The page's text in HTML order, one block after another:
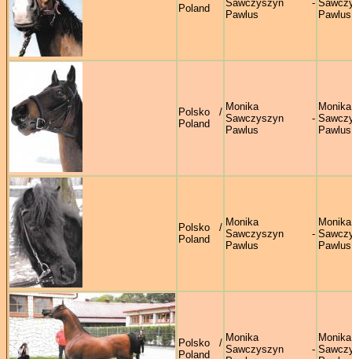
Poland
Sawczyszyn -
Pawlus
Pawlus
Polsko /
Poland
Monika
Sawczyszyn -
Pawlus
Monika
Pawlus
Polsko /
Poland
Monika
Sawczyszyn -
Pawlus
Monika
Pawlus
Polsko /
Poland
Monika
Sawczyszyn -
Monika